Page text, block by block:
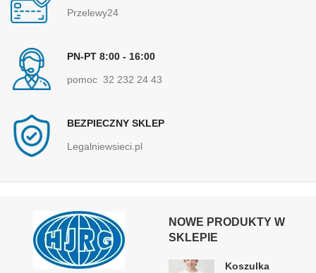
Przelewy24
PN-PT 8:00 - 16:00
pomoc 32 232 24 43
BEZPIECZNY SKLEP
Legalniewsieci.pl
NOWE PRODUKTY W
SKLEPIE
Koszulka